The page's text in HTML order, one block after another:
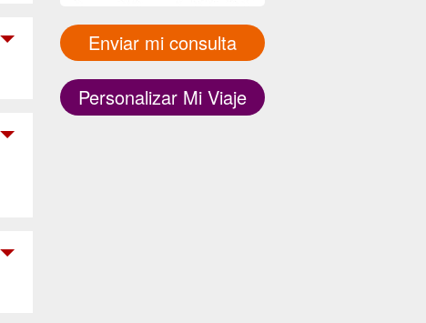
Enviar mi consulta
Personalizar Mi Viaje